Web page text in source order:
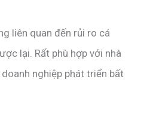
liên quan đến rủi ro cá
lại. Rất phù hợp với nhà
nghiệp phát triển bất